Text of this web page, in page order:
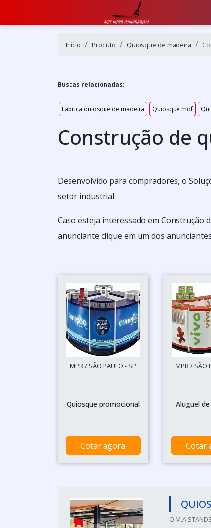
Início Produto Quiosque de madeira
Buscas relacionadas:
Fabrica quiosque de madeira Quiosque mdf
Construção de
Desenvolvido para compradores, o
setor industrial.
Caso esteja interessado em Construção
anunciante clique em um dos
MPR / SÃO PAULO - SP
Quiosque promocional
Cotar agora
MPR / SÃO
Aluguel
Cotar
O.M.A